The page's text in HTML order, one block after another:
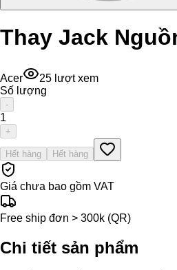
Thay Jack
Acer 25 lượt xem
Số lượng
-
1
+
Hết hàng Hết hàng
Giá chưa bao gồm VAT
Free ship đơn > 300k (QR)
Chi tiết sản phẩm